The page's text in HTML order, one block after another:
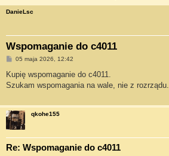
DanieLsc
Wspomaganie do c4011
P
s
05 maja 2026, 12:42
Kupię wspomaganie do c4011.
Szukam wspomagania na wale, nie z rozrządu.
qkohe155
Re: Wspomaganie do c4011